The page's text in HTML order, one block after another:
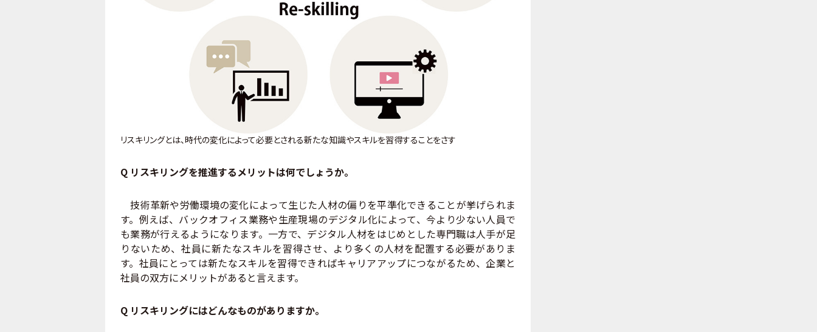
リスキリングとは、時代の変化によって必要とされる新たな知識やスキルを習得することをさす
Q リスキリングを推進するメリットは何でしょうか。
技術革新や労働環境の変化によって生じた人材の偏りを平準化できることが挙げられま
す。例えば、バックオフィス業務や生産現場のデジタル化によって、今より少ない人員で
も業務が行えるようになります。一方で、デジタル人材をはじめとした専門職は人手が足
りないため、社員に新たなスキルを習得させ、より多くの人材を配置する必要がありま
す。社員にとっては新たなスキルを習得できればキャリアアップにつながるため、企業と
社員の双方にメリットがあると言えます。
Q リスキリングにはどんなものがありますか。